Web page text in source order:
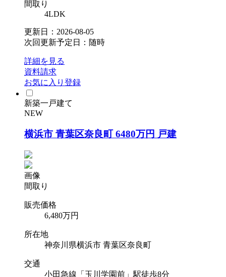
間取り
4LDK
更新日：2026-08-05
次回更新予定日：随時
詳細を見る
資料請求
お気に入り登録
新築一戸建て
NEW
横浜市 青葉区奈良町 6480万円 戸建
画像
間取り
販売価格
6,480万円
所在地
神奈川県横浜市 青葉区奈良町
交通
小田急線「玉川学園前」駅徒歩8分